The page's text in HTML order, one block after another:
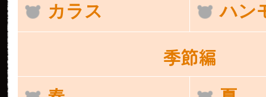
カラス ハン
季節編